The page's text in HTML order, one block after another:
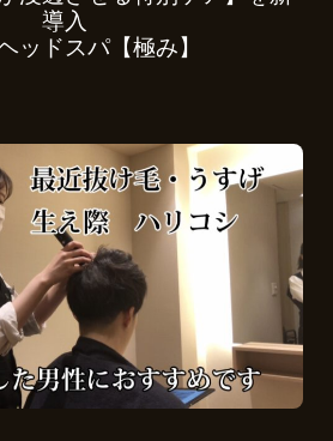
導入
ッドスパ【極み】